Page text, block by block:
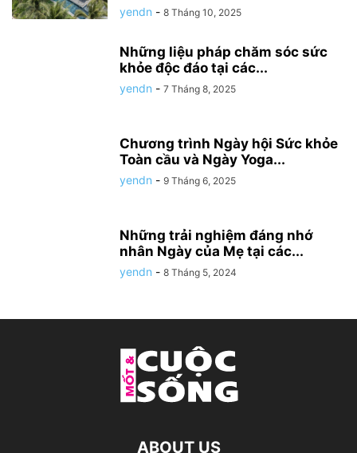
yendn - 8 Tháng 10, 2025
Những liệu pháp chăm sóc sức
khỏe độc đáo tại các...
yendn - 7 Tháng 8, 2025
Chương trình Ngày hội Sức khỏe
Toàn cầu và Ngày Yoga...
yendn - 9 Tháng 6, 2025
Những trải nghiệm đáng nhớ
nhân Ngày của Mẹ tại các...
yendn - 8 Tháng 5, 2024
ABOUT US